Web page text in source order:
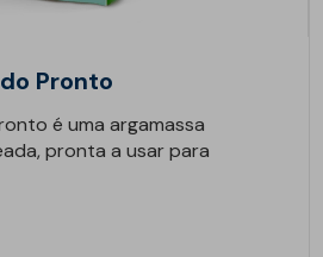
Pronto
é uma argamassa
pronta a usar para